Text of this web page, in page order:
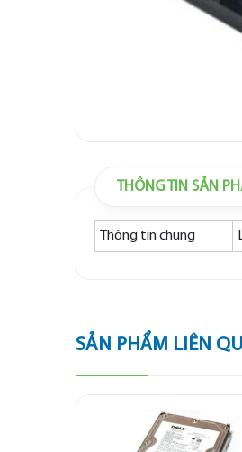
THÔNG TIN SẢN
Thông tin chung
SẢN PHẨM LIÊN